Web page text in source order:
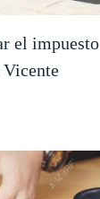
el impuesto